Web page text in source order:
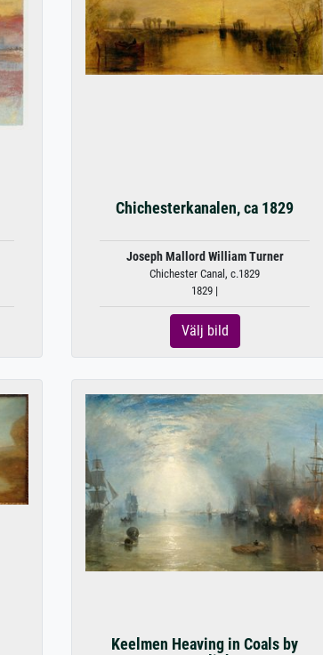
Chichesterkanalen, ca 1829
Joseph Mallord William Turner
Chichester Canal, c.1829
1829 |
Välj bild
Keelmen Heaving in Coals by